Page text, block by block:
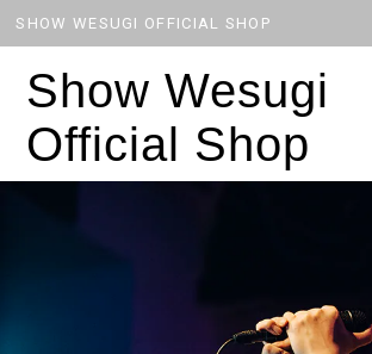
SHOW WESUGI OFFICIAL SHOP
Show Wesugi
Official Shop